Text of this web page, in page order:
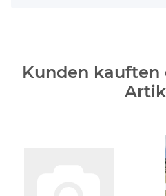
Kunden kauften